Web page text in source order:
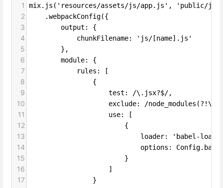
1 mix.js('resources/assets/js/app.js', 'public/
2
    .webpackConfig({
3
        output: {
4
            chunkFilename: 'js/[name].js'
5
        },
6
        module: {
7
            rules: [
8
                {
9
                    test: /\.jsx?$/,
10
exclude: /node_modules(?!\/
11
                    use: [
12
                        {
13
loader: 'babel-
14
options:
15
                        }
16
                    ]
17
                }